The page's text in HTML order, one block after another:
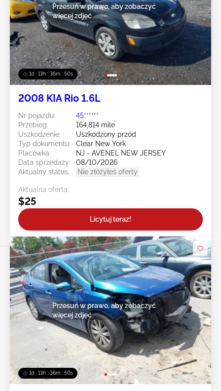
1d : 13h : 36m : 47s
Przesuń w prawo, aby zobaczyć
więcej zdjęć
2008 KIA Rio 1.6L
Nr pojazdu:
45******
Przebieg:
164,814 mile
Uszkodzenie:
Uszkodzony przód
Typ dokumentu:
Clear New York
Placówka:
NJ - AVENEL NEW JERSEY
Data sprzedaży:
08/10/2026
Aktualny status:
Nie złożyłeś oferty
Aktualna oferta:
$25
Licytuj teraz!
1d : 13h : 36m : 47s
Przesuń w prawo, aby zobaczyć
więcej zdjęć